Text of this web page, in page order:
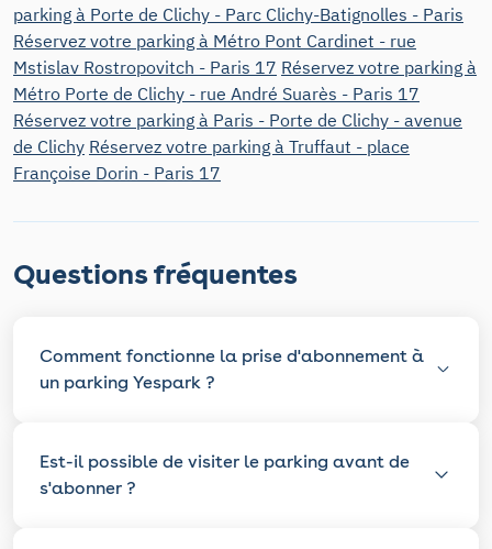
parking à Porte de Clichy - Parc Clichy-Batignolles - Paris
Réservez votre parking à Métro Pont Cardinet - rue
Mstislav Rostropovitch - Paris 17 Réservez votre parking à
Métro Porte de Clichy - rue André Suarès - Paris 17
Réservez votre parking à Paris - Porte de Clichy - avenue
de Clichy Réservez votre parking à Truffaut - place
Françoise Dorin - Paris 17
Questions fréquentes
Comment fonctionne la prise d'abonnement à
un parking Yespark ?
Est-il possible de visiter le parking avant de
s'abonner ?